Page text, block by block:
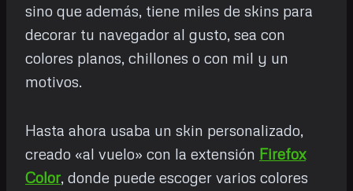
sino que además, tiene miles de skins para
decorar tu navegador al gusto, sea con
colores planos, chillones o con mil y un
motivos.
Hasta ahora usaba un skin personalizado,
creado «al vuelo» con la extensión Firefox
Color, donde puede escoger varios colores